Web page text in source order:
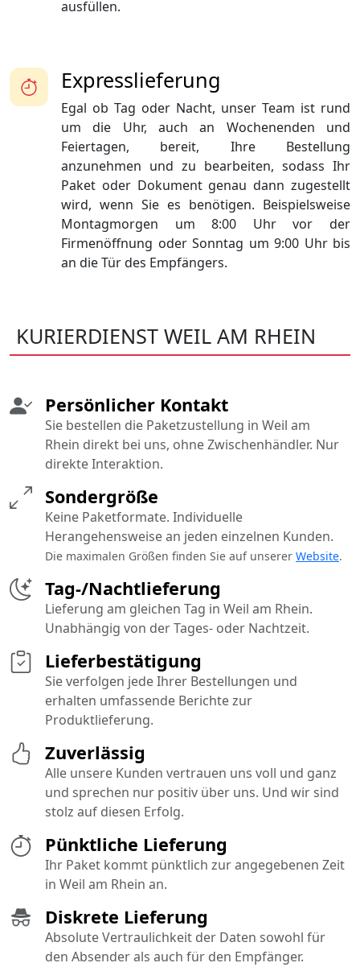
ausfüllen.
Expresslieferung
Egal ob Tag oder Nacht, unser Team ist rund
um die Uhr, auch an Wochenenden und
Feiertagen, bereit, Ihre Bestellung
anzunehmen und zu bearbeiten, sodass Ihr
Paket oder Dokument genau dann zugestellt
wird, wenn Sie es benötigen. Beispielsweise
Montagmorgen um 8:00 Uhr vor der
Firmenöffnung oder Sonntag um 9:00 Uhr bis
an die Tür des Empfängers.
KURIERDIENST WEIL AM RHEIN
Pünktliche Lieferung
Ihr Paket kommt pünktlich zur angegebenen Zeit
in Weil am Rhein an.
Diskrete Lieferung
Absolute Vertraulichkeit der Daten sowohl für
den Absender als auch für den Empfänger.
Tag-/Nachtlieferung
Lieferung am gleichen Tag in Weil am Rhein.
Unabhängig von der Tages- oder Nachtzeit.
Persönlicher Kontakt
Sie bestellen die Paketzustellung in Weil am
Rhein direkt bei uns, ohne Zwischenhändler. Nur
direkte Interaktion.
Sondergröße
Keine Paketformate. Individuelle
Herangehensweise an jeden einzelnen Kunden.
Die maximalen Größen finden Sie auf unserer Website.
Lieferbestätigung
Sie verfolgen jede Ihrer Bestellungen und
erhalten umfassende Berichte zur
Produktlieferung.
Zuverlässig
Alle unsere Kunden vertrauen uns voll und ganz
und sprechen nur positiv über uns. Und wir sind
stolz auf diesen Erfolg.